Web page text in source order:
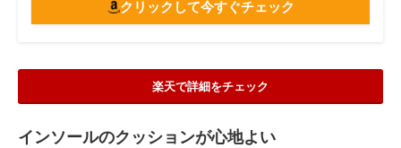
クリックして今すぐチェック
楽天で詳細をチェック
インソールのクッションが心地よい